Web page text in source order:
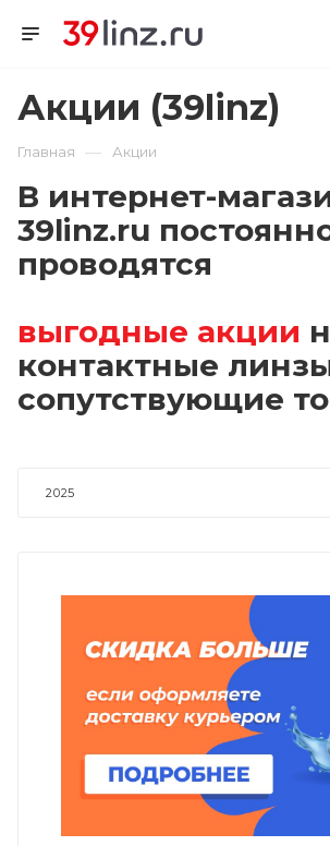
Акции (39linz)
Главная — Акции
В интернет-
39linz.ru
проводятся
выгодные акции
контактные
сопутствующие
2025